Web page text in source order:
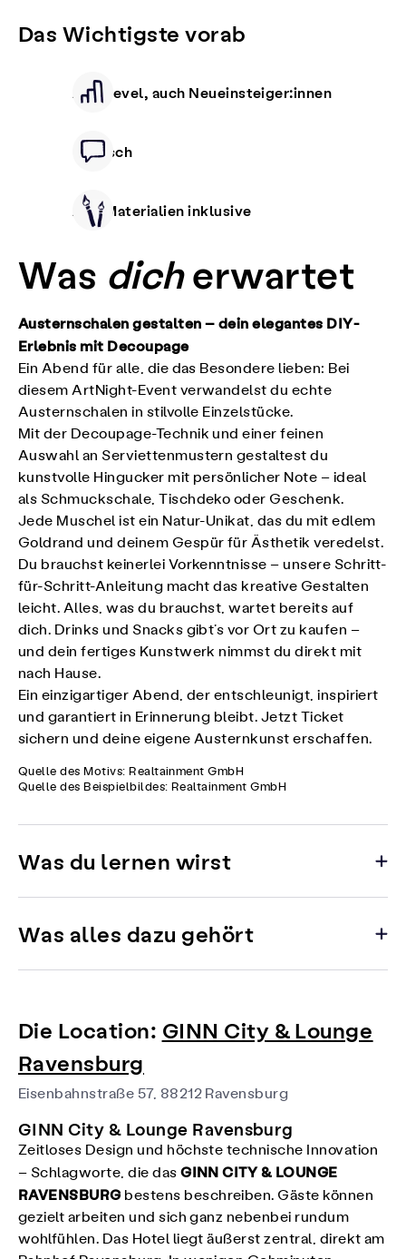
Das Wichtigste vorab
Alle Level, auch Neueinsteiger:innen
Deutsch
Alle Materialien inklusive
Was dicherwartet
Austernschalen gestalten – dein elegantes DIY-
Erlebnis mit Decoupage
Ein Abend für alle, die das Besondere lieben: Bei
diesem ArtNight-Event verwandelst du echte
Austernschalen in stilvolle Einzelstücke.
Mit der Decoupage-Technik und einer feinen
Auswahl an Serviettenmustern gestaltest du
kunstvolle Hingucker mit persönlicher Note – ideal
als Schmuckschale, Tischdeko oder Geschenk.
Jede Muschel ist ein Natur-Unikat, das du mit edlem
Goldrand und deinem Gespür für Ästhetik veredelst.
Du brauchst keinerlei Vorkenntnisse – unsere Schritt-
für-Schritt-Anleitung macht das kreative Gestalten
leicht. Alles, was du brauchst, wartet bereits auf
dich. Drinks und Snacks gibt’s vor Ort zu kaufen –
und dein fertiges Kunstwerk nimmst du direkt mit
nach Hause.
Ein einzigartiger Abend, der entschleunigt, inspiriert
und garantiert in Erinnerung bleibt. Jetzt Ticket
sichern und deine eigene Austernkunst erschaffen.
Quelle des Motivs: Realtainment GmbH
Quelle des Beispielbildes: Realtainment GmbH
Was du lernen wirst
Was alles dazu gehört
Die Location: GINN City & Lounge
Ravensburg
Eisenbahnstraße 57, 88212 Ravensburg
GINN City & Lounge Ravensburg
Zeitloses Design und höchste technische Innovation
– Schlagworte, die dasGINN CITY & LOUNGE
RAVENSBURG bestens beschreiben. Gäste können
gezielt arbeiten und sich ganz nebenbei rundum
wohlfühlen. Das Hotel liegt äußerst zentral, direkt am